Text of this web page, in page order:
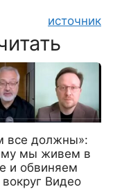
источник
все должны»:
мы живем в
и обвиняем
вокруг Видео